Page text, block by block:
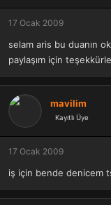
17 Ocak 2009
selam aris bu duanın
paylaşım için
mavilim
Kayıtlı Üye
17 Ocak 2009
iş için bende denicem